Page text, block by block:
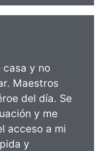
casa y no
Maestros
del día. Se
y me
acceso a mi
y